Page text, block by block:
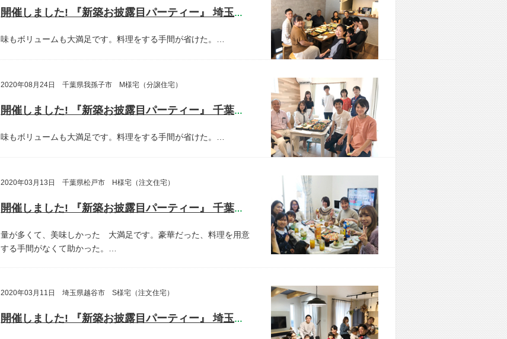
開催しました! 『新築お披露目パーティー』 埼玉県三郷市 M様宅
味もボリュームも大満足です。料理をする手間が省けた。…
2020年08月24日 千葉県我孫子市 M様宅（分譲住宅）
開催しました! 『新築お披露目パーティー』 千葉県我孫子市 M様宅
味もボリュームも大満足です。料理をする手間が省けた。…
2020年03月13日 千葉県松戸市 H様宅（注文住宅）
開催しました! 『新築お披露目パーティー』 千葉県松戸市 H様宅
量が多くて、美味しかった 大満足です。豪華だった、料理を用意
する手間がなくて助かった。…
2020年03月11日 埼玉県越谷市 S様宅（注文住宅）
開催しました! 『新築お披露目パーティー』 埼玉県越谷市 S様宅